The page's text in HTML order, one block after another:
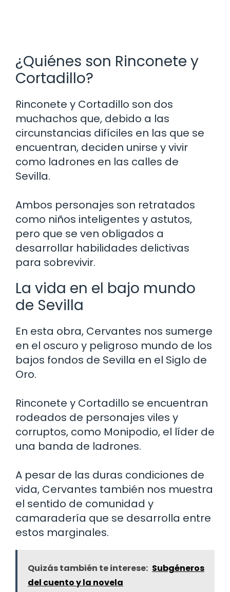
¿Quiénes son Rinconete y
Cortadillo?
Rinconete y Cortadillo son dos
muchachos que, debido a las
circunstancias difíciles en las que se
encuentran, deciden unirse y vivir
como ladrones en las calles de
Sevilla.
Ambos personajes son retratados
como niños inteligentes y astutos,
pero que se ven obligados a
desarrollar habilidades delictivas
para sobrevivir.
La vida en el bajo mundo
de Sevilla
En esta obra, Cervantes nos sumerge
en el oscuro y peligroso mundo de los
bajos fondos de Sevilla en el Siglo de
Oro.
Rinconete y Cortadillo se encuentran
rodeados de personajes viles y
corruptos, como Monipodio, el líder de
una banda de ladrones.
A pesar de las duras condiciones de
vida, Cervantes también nos muestra
el sentido de comunidad y
camaradería que se desarrolla entre
estos marginales.
Quizás también te interese: Subgéneros
del cuento y la novela